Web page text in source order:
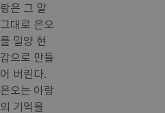
랑은 그 말
그대로 은오
를 밀양 현
감으로 만들
어 버린다.
은오는 아랑
의 기억을